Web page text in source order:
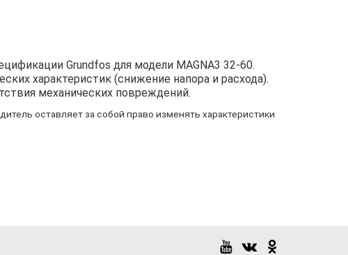
Grundfos для модели MAGNA3 32-60.
характеристик (снижение напора и расхода).
механических повреждений.
оставляет за собой право изменять характеристики